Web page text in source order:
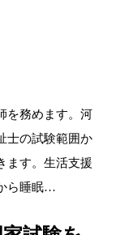
を務めます。河
士の試験範囲か
ます。生活支援
ら睡眠…